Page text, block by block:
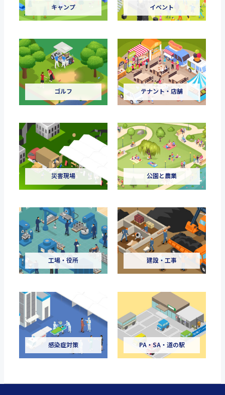
キャンプ イベント
ゴルフ テナント・店舗
災害現場 公園と農業
工場・役所 建設・工事
感染症対策 PA・SA・道の駅